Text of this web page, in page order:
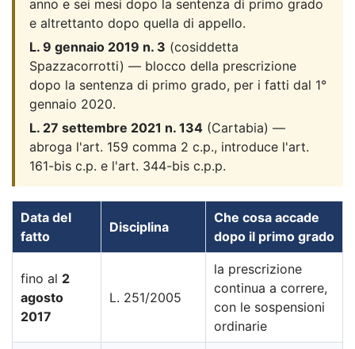
anno e sei mesi dopo la sentenza di primo grado
e altrettanto dopo quella di appello.
L. 9 gennaio 2019 n. 3 (cosiddetta
Spazzacorrotti) — blocco della prescrizione
dopo la sentenza di primo grado, per i fatti dal 1°
gennaio 2020.
L. 27 settembre 2021 n. 134 (Cartabia) —
abroga l'art. 159 comma 2 c.p., introduce l'art.
161-bis c.p. e l'art. 344-bis c.p.p.
Data del
fatto
Disciplina
Che cosa accade
dopo il primo grado
fino al 2
agosto
2017
L. 251/2005
la prescrizione
continua a correre,
con le sospensioni
ordinarie